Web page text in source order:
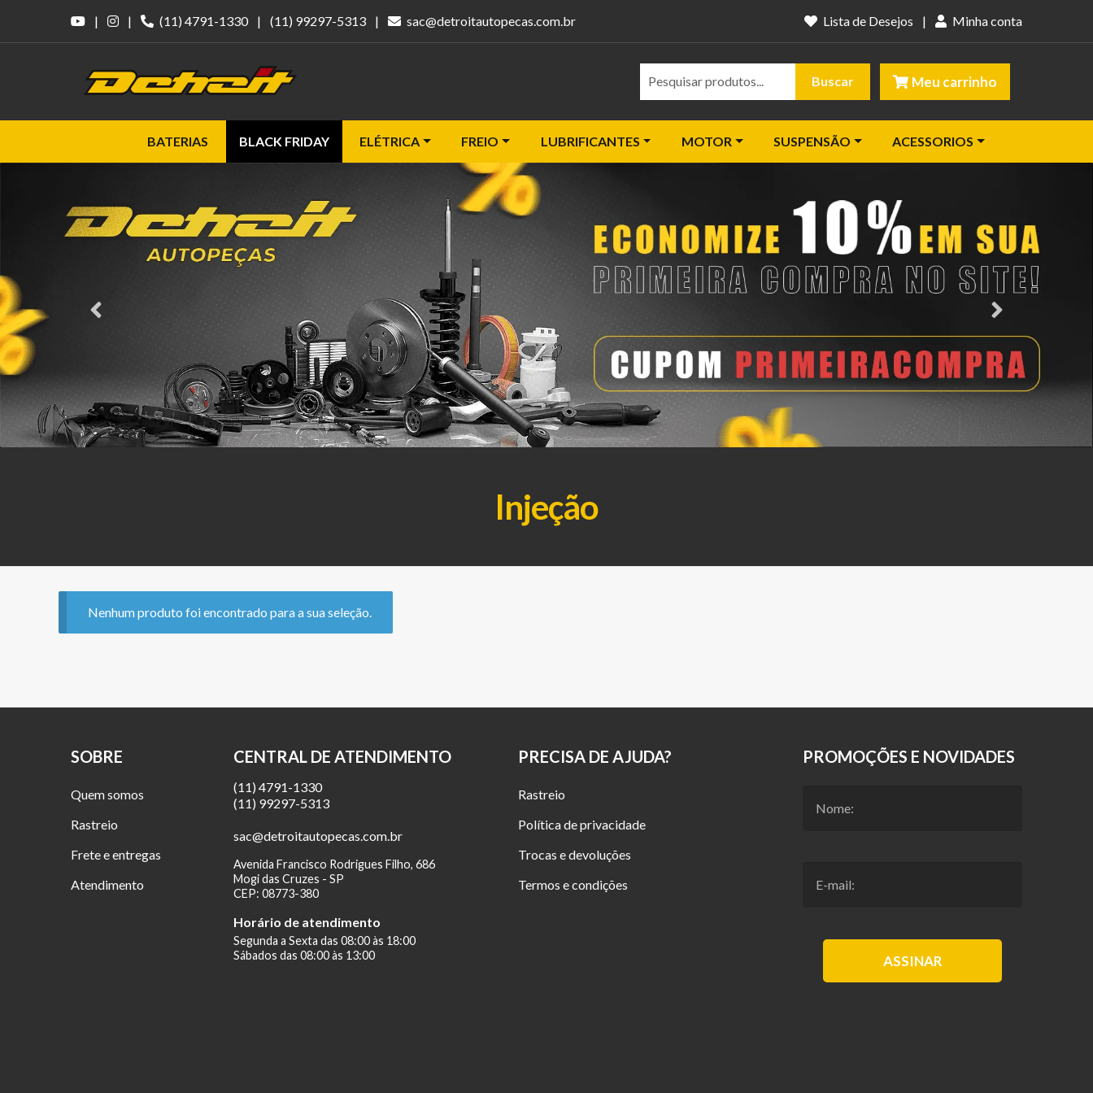
| | (11) 4791-1330 | (11) 99297-5313 | sac@detroitautopecas.com.br Lista de Desejos | Minha conta
Buscar Meu carrinho
BATERIAS BLACK FRIDAY ELÉTRICA FREIO LUBRIFICANTES MOTOR SUSPENSÃO ACESSORIOS
Injeção
Nenhum produto foi encontrado para a sua seleção.
SOBRE
Quem somos
Rastreio
Frete e entregas
Atendimento
CENTRAL DE ATENDIMENTO
(11) 4791-1330
(11) 99297-5313
sac@detroitautopecas.com.br
Avenida Francisco Rodrigues Filho, 686
Mogi das Cruzes - SP
CEP: 08773-380
Horário de atendimento
Segunda a Sexta das 08:00 às 18:00
Sábados das 08:00 às 13:00
PRECISA DE AJUDA?
Rastreio
Política de privacidade
Trocas e devoluções
Termos e condições
PROMOÇÕES E NOVIDADES
ASSINAR